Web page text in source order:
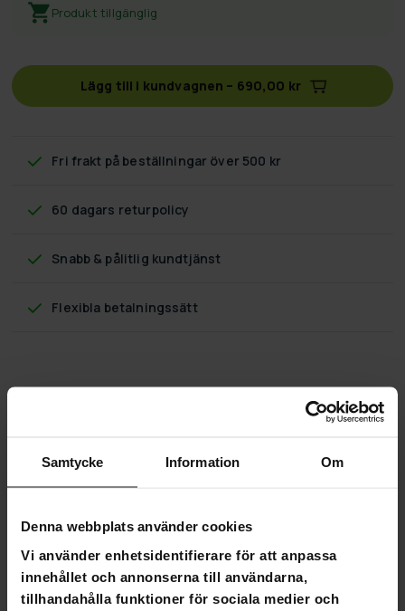
Samtycke Information Om
Denna webbplats använder cookies
Vi använder enhetsidentifierare för att anpassa
innehållet och annonserna till användarna,
tillhandahålla funktioner för sociala medier och
Produkt tillgänglig
Lägg till i kundvagnen – 690,00 kr
Fri frakt på beställningar över 500 kr
60 dagars returpolicy
Snabb & pålitlig kundtjänst
Flexibla betalningssätt
Trekker Valphage L, 6-Panel 61x92cm
Valphagen gör det mycket lättare att uppfostra och ta hand
om valpar. I ett valphage kan de nyfikna och ivriga valparna
eget välbekant och avslappnat lekområde. Valphagen
möjligt för henne att koncentrera sig på att ta hand om sina
valpar i lugn och ro, samtidigt som hon kan gå ut genom en
låsbar dörr och tillbringa tid med sin familj.